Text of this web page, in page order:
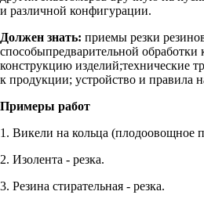
и различной конфигурации.
Должен знать: приемы резки
способыпредварительной обработки
конструкцию изделий;технические
к продукции; устройство и правила
Примеры работ
1. Викели на кольца (плодоовощное
2. Изолента - резка.
3. Резина стирательная - резка.